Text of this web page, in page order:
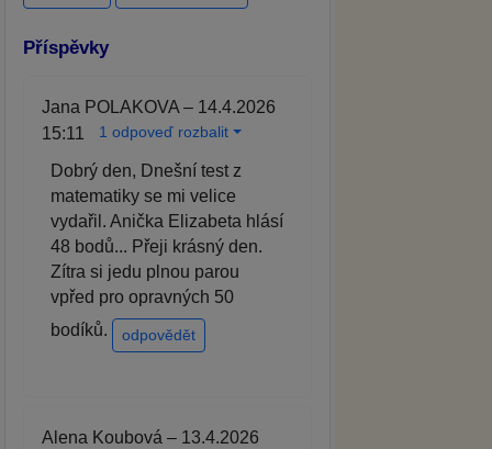
Příspěvky
Jana POLAKOVA – 14.4.2026
15:11
1 odpoveď rozbalit
Dobrý den, Dnešní test z
matematiky se mi velice
vydařil. Anička Elizabeta hlásí
48 bodů... Přeji krásný den.
Zítra si jedu plnou parou
vpřed pro opravných 50
bodíků.
odpovědět
Alena Koubová – 13.4.2026